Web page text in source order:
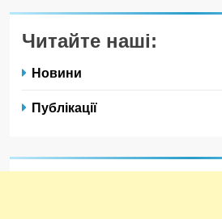
Читайте наші:
Новини
Публікації